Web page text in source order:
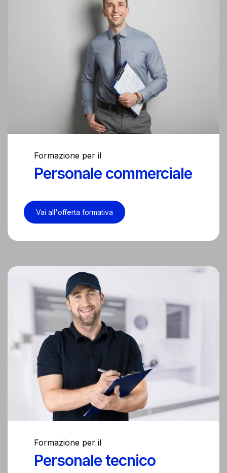
Formazione per il
Personale commerciale
Vai all'offerta formativa
Formazione per il
Personale tecnico